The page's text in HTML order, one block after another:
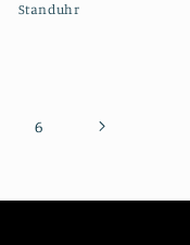
Standuhr
6